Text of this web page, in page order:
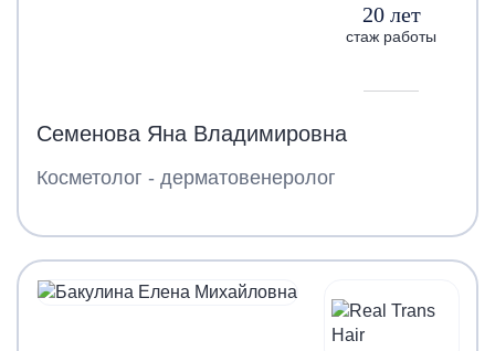
20 лет
стаж работы
Семенова Яна Владимировна
Косметолог - дерматовенеролог